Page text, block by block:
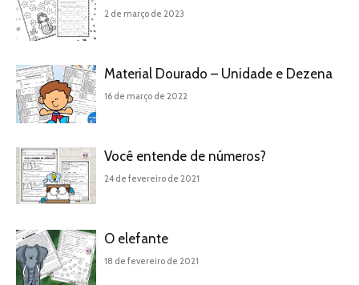
2 de março de 2023
Material Dourado – Unidade e Dezena
16 de março de 2022
Você entende de números?
24 de fevereiro de 2021
O elefante
18 de fevereiro de 2021